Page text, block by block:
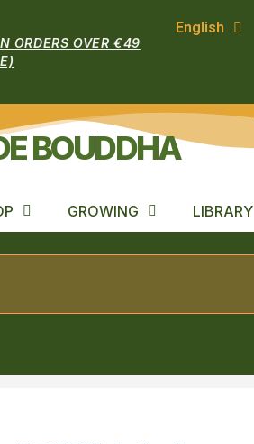
ORDERS OVER €49
English
BOUDDHA
GROWING LIBRARY